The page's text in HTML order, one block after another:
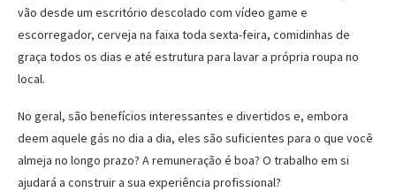
vão desde um escritório descolado com vídeo game e
escorregador, cerveja na faixa toda sexta-feira, comidinhas de
graça todos os dias e até estrutura para lavar a própria roupa no
local.
No geral, são benefícios interessantes e divertidos e, embora
deem aquele gás no dia a dia, eles são suficientes para o que você
almeja no longo prazo? A remuneração é boa? O trabalho em si
ajudará a construir a sua experiência profissional?